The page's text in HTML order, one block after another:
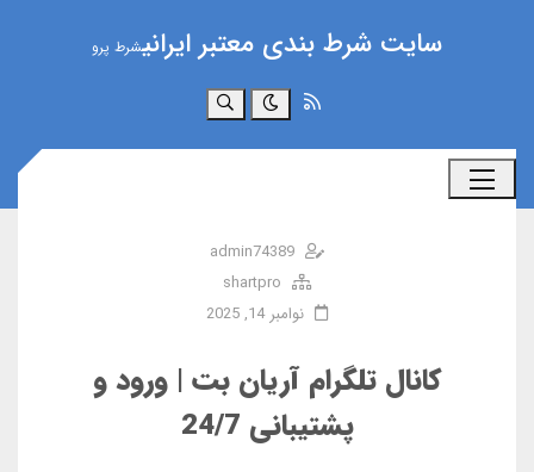
سایت شرط بندی معتبر ایرانیشرط پرو
جستجو
admin74389
shartpro
نوامبر 14, 2025
کانال تلگرام آریان بت | ورود و
پشتیبانی 24/7